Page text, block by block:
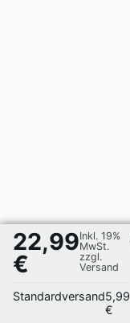
22,99
€
Inkl. 19%
MwSt.
zzgl.
Versand
Standardversand5,99
€